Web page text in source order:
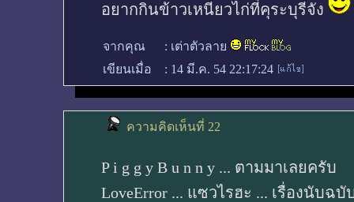
อยากกินข้าวเหนียวไก่ที่คุระบุรีจัง
จากคุณ : เต่าตัวลาย
เขียนเมื่อ
: 14 มี.ค. 54 22:17:24
ความคิดเห็นที่ 22
P i g g y B u n n y ... ตามมาเลยครับ
LoveError ... แซวไรฮะ ... เรื่องนับฉบั